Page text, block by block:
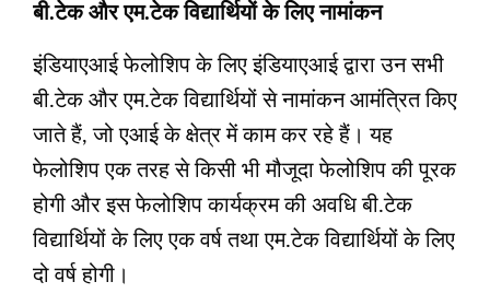
बी.टेक और एम.टेक विद्यार्थियों के लिए नामांकन
इंडियाएआई फेलोशिप के लिए इंडियाएआई द्वारा उन सभी
बी.टेक और एम.टेक विद्यार्थियों से नामांकन आमंत्रित किए
जाते हैं, जो एआई के क्षेत्र में काम कर रहे हैं। यह
फेलोशिप एक तरह से किसी भी मौजूदा फेलोशिप की पूरक
होगी और इस फेलोशिप कार्यक्रम की अवधि बी.टेक
विद्यार्थियों के लिए एक वर्ष तथा एम.टेक विद्यार्थियों के लिए
दो वर्ष होगी।